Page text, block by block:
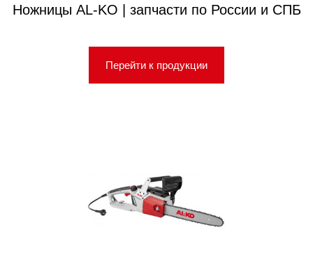
Ножницы AL-KO | запчасти по России и СПБ
Перейти к продукции